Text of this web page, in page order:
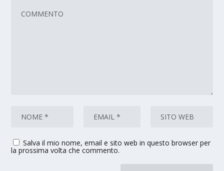
Salva il mio nome, email e sito web in questo browser per
la prossima volta che commento.